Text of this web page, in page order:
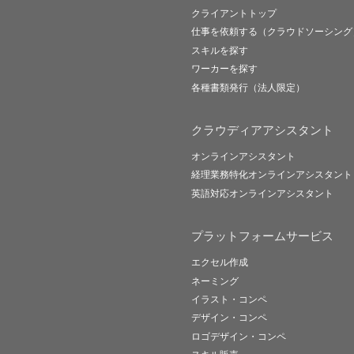
クライアントトップ
仕事を依頼する（クラウドソーシング
スキルを探す
ワーカーを探す
各種書類発行（法人限定）
クラウディアアシスタント
オンラインアシスタント
経理業務特化オンラインアシスタント
英語対応オンラインアシスタント
プラットフォームサービス
エクセル作成
ネーミング
イラスト・コンペ
デザイン・コンペ
ロゴデザイン・コンペ